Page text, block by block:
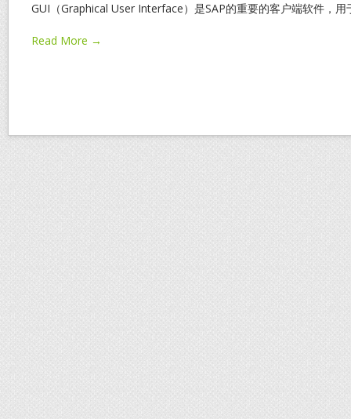
GUI（Graphical User Interface）是SAP的重要的客户端软件，
Read More →